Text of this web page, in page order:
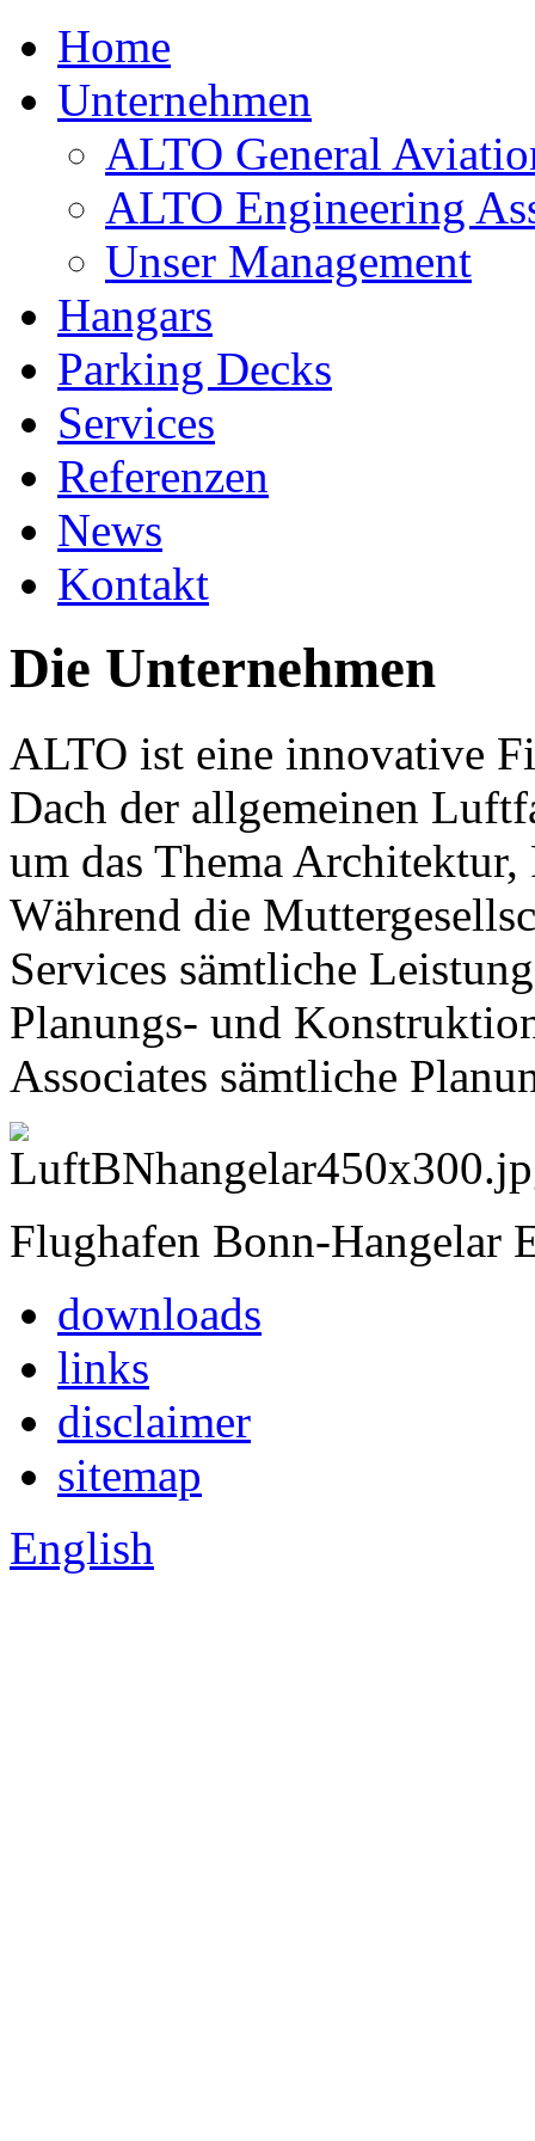
Home
Unternehmen
ALTO General
ALTO Engineering
Unser Management
Hangars
Parking Decks
Services
Referenzen
News
Kontakt
Die Unternehmen
ALTO ist eine innovative
Dach der allgemeinen
um das Thema
Während die
Services sämtliche
Planungs- und
Associates sämtliche
Flughafen Bonn-Hangelar
downloads
links
disclaimer
sitemap
English